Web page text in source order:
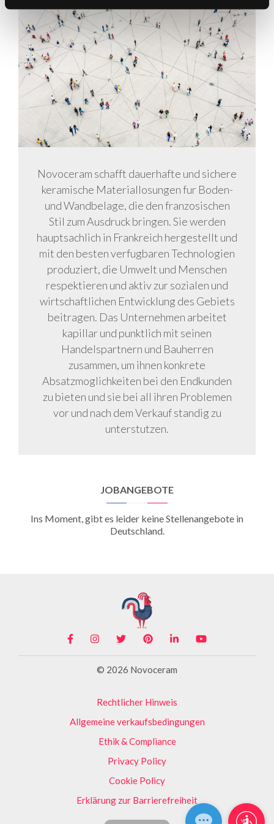
Novoceram schafft dauerhafte und sichere
keramische Materiallosungen fur Boden-
und Wandbelage, die den franzosischen
Stil zum Ausdruck bringen. Sie werden
hauptsachlich in Frankreich hergestellt und
mit den besten verfugbaren Technologien
produziert, die Umwelt und Menschen
respektieren und aktiv zur sozialen und
wirtschaftlichen Entwicklung des Gebiets
beitragen. Das Unternehmen arbeitet
kapillar und punktlich mit seinen
Handelspartnern und Bauherren
zusammen, um ihnen konkrete
Absatzmoglichkeiten bei den Endkunden
zu bieten und sie bei all ihren Problemen
vor und nach dem Verkauf standig zu
unterstutzen.
JOBANGEBOTE
Ins Moment, gibt es leider keine Stellenangebote in
Deutschland.
© 2026 Novoceram
Rechtlicher Hinweis
Allgemeine verkaufsbedingungen
Ethik & Compliance
Privacy Policy
Cookie Policy
Erklärung zur Barrierefreiheit